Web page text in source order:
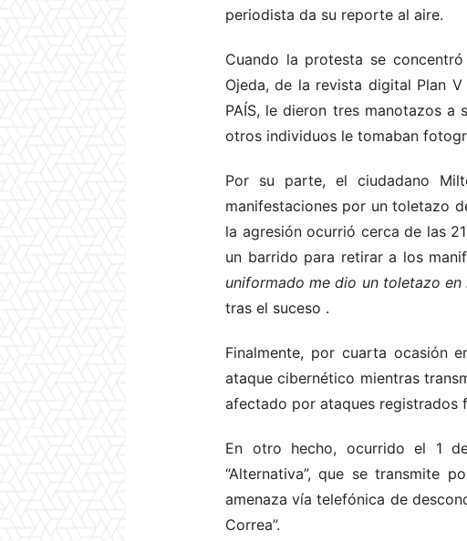
periodista da su reporte al aire.
Cuando la protesta se
Ojeda, de la revista digital Plan
PAÍS, le dieron tres manotazos a
otros individuos le tomaban
Por su parte, el ciudadano
manifestaciones por un toletazo
la agresión ocurrió cerca de las
un barrido para retirar a los
uniformado me dio un toletazo en
tras el suceso .
Finalmente, por cuarta ocasión
ataque cibernético mientras
afectado por ataques registrados
En otro hecho, ocurrido el 1
“Alternativa”, que se transmite
amenaza vía telefónica de
Correa”.